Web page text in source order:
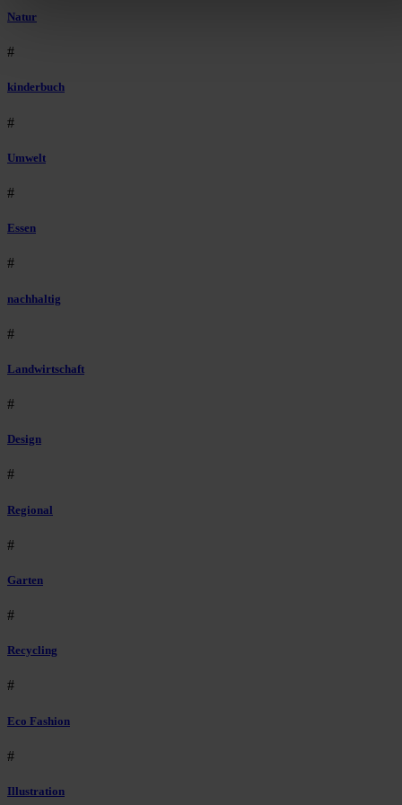
Natur
#
kinderbuch
#
Umwelt
#
Essen
#
nachhaltig
#
Landwirtschaft
#
Design
#
Regional
#
Garten
#
Recycling
#
Eco Fashion
#
Illustration